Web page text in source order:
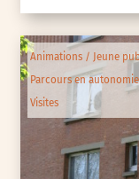
Animations / Jeune
Parcours en autonomie
Visites